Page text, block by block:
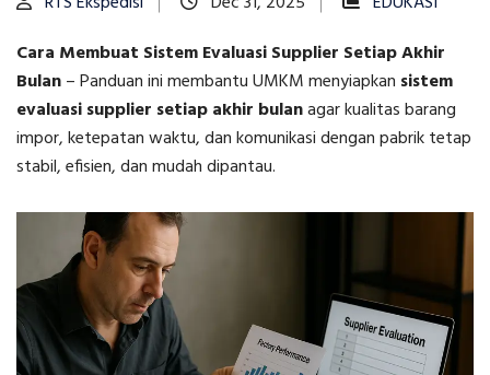
Cara Membuat Sistem Evaluasi Supplier Setiap Akhir
Bulan–Panduan ini membantu UMKM menyiapkan sistem
evaluasi supplier setiap akhir bulanagar kualitas barang
impor, ketepatan waktu, dan komunikasi dengan pabrik tetap
stabil, efisien, dan mudah dipantau.